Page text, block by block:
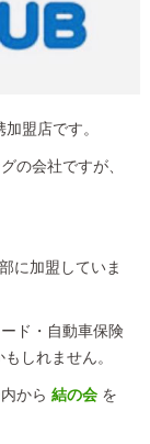
盟店です。
の会社ですが、
に加盟していま
ド・自動車保険
しれません。
から 結の会を